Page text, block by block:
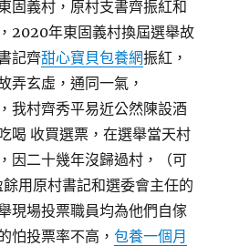
義村，原村支書齊振紅和
2020年東固義村換屆選舉故
記齊甜心寶貝包養網振紅，
弄玄虛，通同一氣，
村齊秀平易近公然陳設酒
喝 收買選票，在選舉當天村
因二十幾年沒歸過村，（可
用原村書記和選委會主任的
現場投票職員均為他們自傢
怕投票率不高，包養一個月